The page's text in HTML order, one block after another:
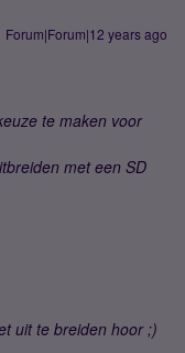
Forum|Forum|12 years ago
te maken voor
met een SD
uit te breiden hoor ;)